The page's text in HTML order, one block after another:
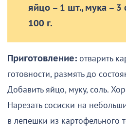
яйцо – 1 шт., мука – 3
100 г.
Приготовление: отварить
готовности, размять до
Добавить яйцо, муку, соль.
Нарезать сосиски на
в лепешки из картофельного